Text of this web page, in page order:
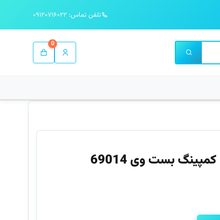
تلفن تماس: ۰۹۱۲۰۷۱۶۰۲۲
0
تشک بادی یک نفره برزنتی کمپینگ بست وی 69014